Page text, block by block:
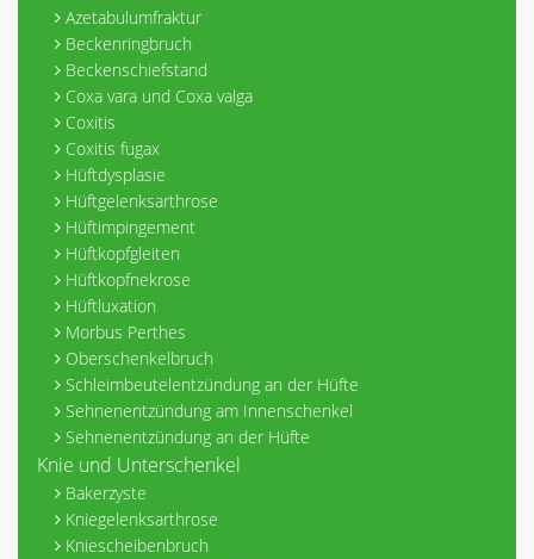
Azetabulumfraktur
Beckenringbruch
Beckenschiefstand
Coxa vara und Coxa valga
Coxitis
Coxitis fugax
Hüftdysplasie
Hüftgelenksarthrose
Hüftimpingement
Hüftkopfgleiten
Hüftkopfnekrose
Hüftluxation
Morbus Perthes
Oberschenkelbruch
Schleimbeutelentzündung an der Hüfte
Sehnenentzündung am Innenschenkel
Sehnenentzündung an der Hüfte
Knie und Unterschenkel
Bakerzyste
Kniegelenksarthrose
Kniescheibenbruch